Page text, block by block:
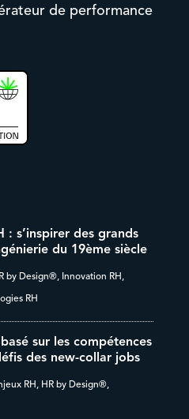
de performance
: s’inspirer des grands
du 19ème siècle
by Design®, Innovation RH,
RH
sur les compétences
des new-collar jobs
RH, HR by Design®,